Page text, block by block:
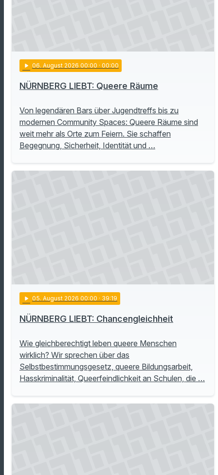
play_arrow 06. August 2026 00:00 · 00:00
NÜRNBERG LIEBT: Queere Räume
Von legendären Bars über Jugendtreffs bis zu
modernen Community Spaces: Queere Räume sind
weit mehr als Orte zum Feiern. Sie schaffen
Begegnung, Sicherheit, Identität und …
play_arrow 05. August 2026 00:00 · 39:19
NÜRNBERG LIEBT: Chancengleichheit
Wie gleichberechtigt leben queere Menschen
wirklich? Wir sprechen über das
Selbstbestimmungsgesetz, queere Bildungsarbeit,
Hasskriminalität, Queerfeindlichkeit an Schulen, die …